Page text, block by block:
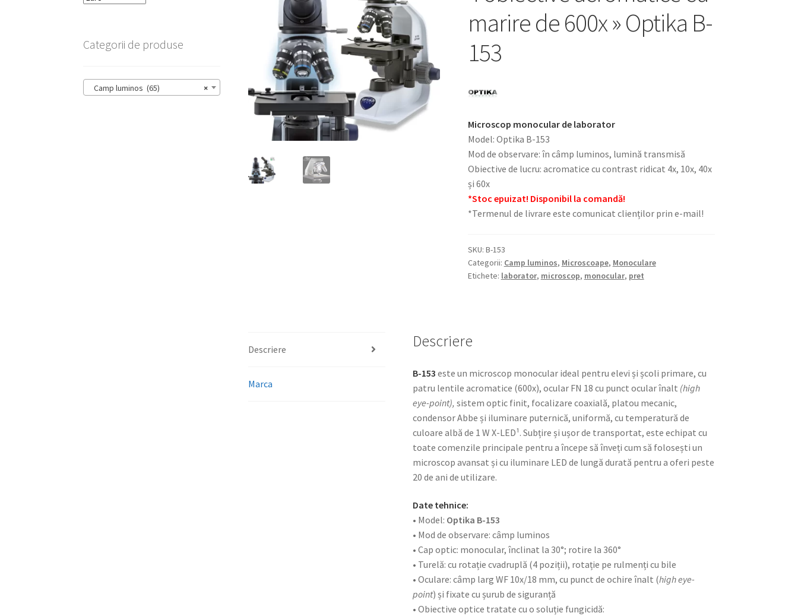
marire de 600x » Optika B-
153
Microscop monocular de laborator
Model: Optika B-153
Mod de observare: în câmp luminos, lumină transmisă
Obiective de lucru: acromatice cu contrast ridicat 4x, 10x, 40x
și 60x
*Stoc epuizat! Disponibil la comandă!
*Termenul de livrare este comunicat clienților prin e-mail!
SKU: B-153
Categorii: Camp luminos, Microscoape, Monoculare
Etichete: laborator, microscop, monocular, pret
Descriere
Marca
Descriere
B-153 este un microscop monocular ideal pentru elevi și școli primare, cu
patru lentile acromatice (600x), ocular FN 18 cu punct ocular înalt (high
eye-point), sistem optic finit, focalizare coaxială, platou mecanic,
condensor Abbe și iluminare puternică, uniformă, cu temperatură de
culoare albă de 1 W X-LED¹. Subțire și ușor de transportat, este echipat cu
toate comenzile principale pentru a începe să înveți cum să folosești un
microscop avansat și cu iluminare LED de lungă durată pentru a oferi peste
20 de ani de utilizare.
Date tehnice:
• Model: Optika B-153
• Mod de observare: câmp luminos
• Cap optic: monocular, înclinat la 30°; rotire la 360°
• Turelă: cu rotație cvadruplă (4 poziții), rotație pe rulmenți cu bile
• Oculare: câmp larg WF 10x/18 mm, cu punct de ochire înalt (high eye-
point) și fixate cu șurub de siguranță
• Obiective optice tratate cu o soluție fungicidă:
Categorii de produse
×
Camp luminos (65)